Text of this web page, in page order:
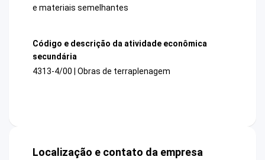
e materiais semelhantes
Código e descrição da atividade econômica
secundária
4313-4/00 | Obras de terraplenagem
Localização e contato da empresa